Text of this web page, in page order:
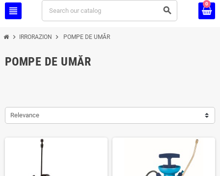
view_headline search
0
chevron_right IRRORAZION chevron_right POMPE DE UMĂR
POMPE DE UMĂR
Relevance